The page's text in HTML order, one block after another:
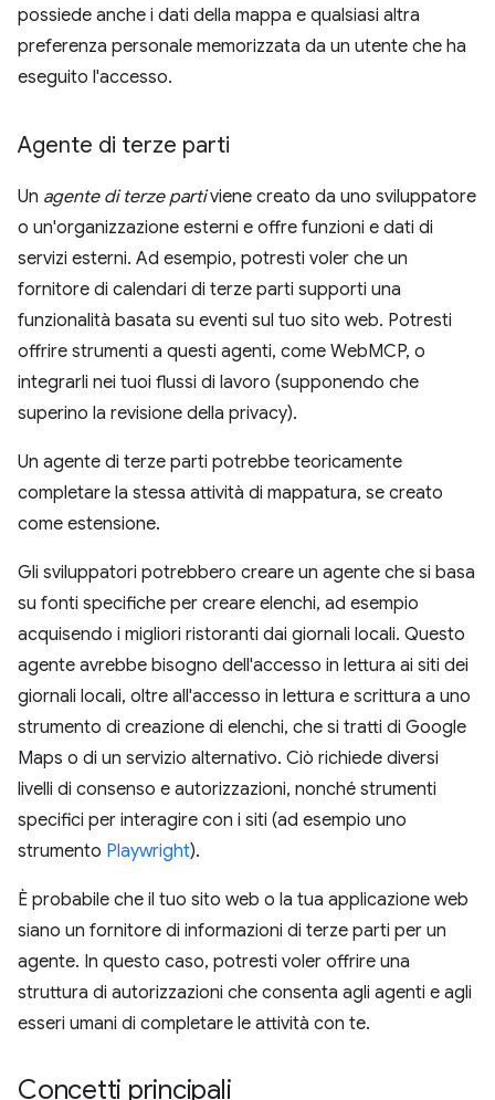
possiede anche i dati della mappa e qualsiasi altra
preferenza personale memorizzata da un utente che ha
eseguito l'accesso.
Agente di terze parti
Un agente di terze partiviene creato da uno sviluppatore
o un'organizzazione esterni e offre funzioni e dati di
servizi esterni. Ad esempio, potresti voler che un
fornitore di calendari di terze parti supporti una
funzionalità basata su eventi sul tuo sito web. Potresti
offrire strumenti a questi agenti, come WebMCP, o
integrarli nei tuoi flussi di lavoro (supponendo che
superino la revisione della privacy).
Un agente di terze parti potrebbe teoricamente
completare la stessa attività di mappatura, se creato
come estensione.
Gli sviluppatori potrebbero creare un agente che si basa
su fonti specifiche per creare elenchi, ad esempio
acquisendo i migliori ristoranti dai giornali locali. Questo
agente avrebbe bisogno dell'accesso in lettura ai siti dei
giornali locali, oltre all'accesso in lettura e scrittura a uno
strumento di creazione di elenchi, che si tratti di Google
Maps o di un servizio alternativo. Ciò richiede diversi
livelli di consenso e autorizzazioni, nonché strumenti
specifici per interagire con i siti (ad esempio uno
strumento Playwright).
È probabile che il tuo sito web o la tua applicazione web
siano un fornitore di informazioni di terze parti per un
agente. In questo caso, potresti voler offrire una
struttura di autorizzazioni che consenta agli agenti e agli
esseri umani di completare le attività con te.
Concetti principali